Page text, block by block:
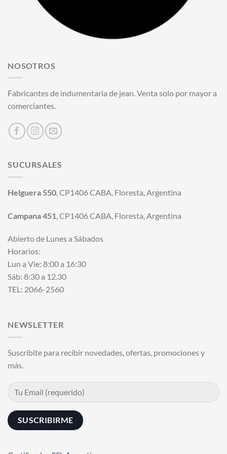
NOSOTROS
Fabricantes de indumentaria de jean. Venta solo por mayor a
comerciantes.
SUCURSALES
Helguera 550, CP1406 CABA, Floresta, Argentina
Campana 451 , CP1406 CABA, Floresta, Argentina
Abierto de Lunes a Sábados
Horarios:
Lun a Vie: 8:00 a 16:30
Sáb: 8:30 a 12.30
TEL: 2066-2560
NEWSLETTER
Suscribite para recibir novedades, ofertas, promociones y
más.